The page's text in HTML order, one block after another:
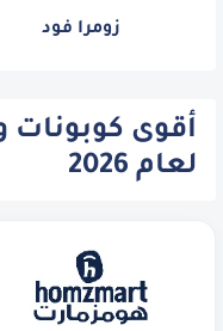
زومرا فود
أقوى
لعام 2026